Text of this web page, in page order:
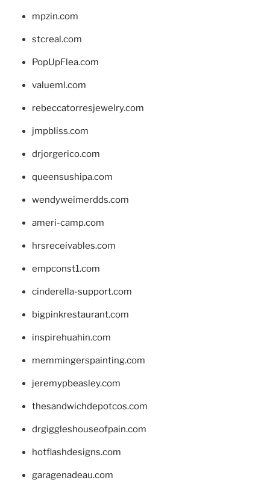
mpzin.com
stcreal.com
PopUpFlea.com
valueml.com
rebeccatorresjewelry.com
jmpbliss.com
drjorgerico.com
queensushipa.com
wendyweimerdds.com
ameri-camp.com
hrsreceivables.com
empconst1.com
cinderella-support.com
bigpinkrestaurant.com
inspirehuahin.com
memmingerspainting.com
jeremypbeasley.com
thesandwichdepotcos.com
drgiggleshouseofpain.com
hotflashdesigns.com
garagenadeau.com